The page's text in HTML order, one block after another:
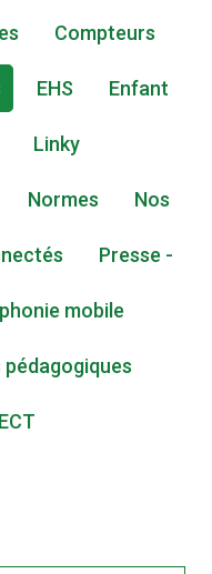
Compteurs
EHS Enfant
Linky
Normes Nos
Presse -
mobile